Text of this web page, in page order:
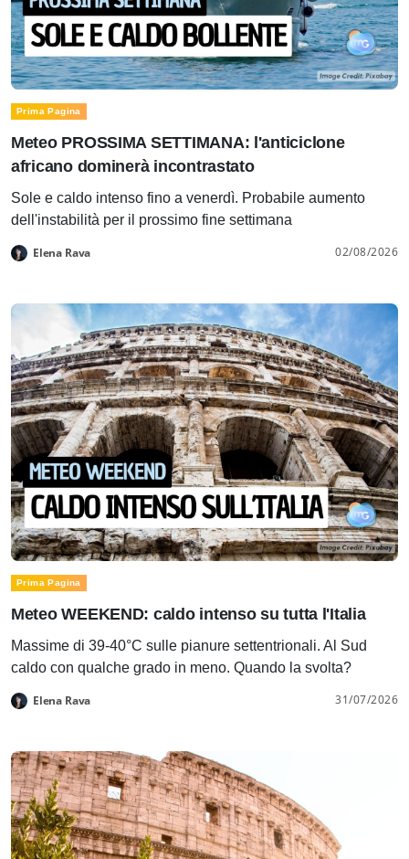
Prima Pagina
Meteo PROSSIMA SETTIMANA: l'anticiclone
africano dominerà incontrastato
Sole e caldo intenso fino a venerdì. Probabile aumento
dell'instabilità per il prossimo fine settimana
Elena Rava 02/08/2026
Prima Pagina
Meteo WEEKEND: caldo intenso su tutta l'Italia
Massime di 39-40°C sulle pianure settentrionali. Al Sud
caldo con qualche grado in meno. Quando la svolta?
Elena Rava 31/07/2026